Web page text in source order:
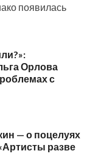
появилась
Орлова
с
— о поцелуях
разве